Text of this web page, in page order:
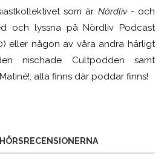
som är Nördliv- och
och lyssna på Nördliv Podcast
eller någon av våra andra härligt
nischade Cultpodden samt
alla finns där poddar finns!